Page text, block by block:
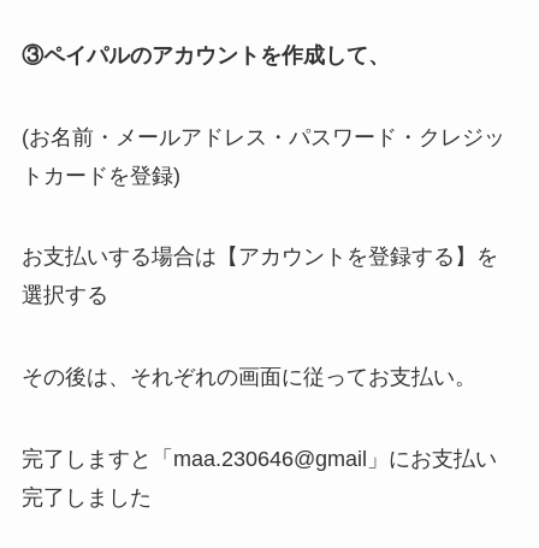
③ペイパルのアカウントを作成して、
(お名前・メールアドレス・パスワード・クレジッ
トカードを登録)
お支払いする場合は 【アカウントを登録する】を
選択する
その後は、それぞれの画面に従ってお支払い。
完了しますと「maa.230646@gmail」にお支払い
完了しました